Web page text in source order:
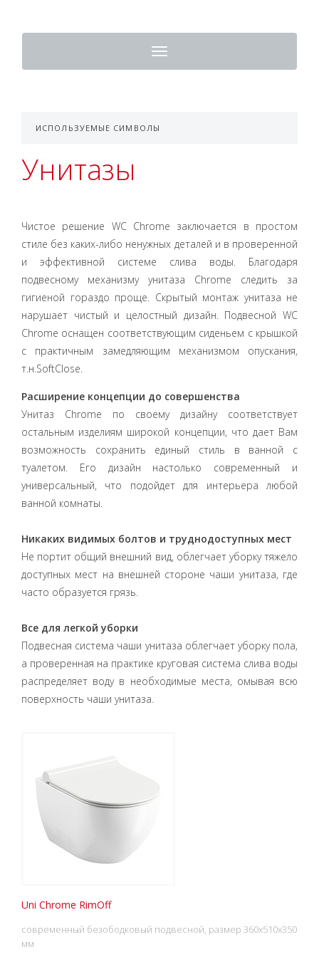
Toggle
navigation
ИСПОЛЬЗУЕМЫЕ СИМВОЛЫ
Унитазы
Чистое решение WC Chrome заключается в простом
стиле без каких-либо ненужных деталей и в проверенной
и эффективной системе слива воды. Благодаря
подвесному механизму унитаза Chrome следить за
гигиеной гораздо проще. Скрытый монтаж унитаза не
нарушает чистый и целостный дизайн. Подвесной WC
Chrome оснащен соответствующим сиденьем с крышкой
с практичным замедляющим механизмом опускания,
т.н.SoftClose.
Расширение концепции до совершенства
Унитаз Chrome по своему дизайну соответствует
остальным изделиям широкой концепции, что дает Вам
возможность сохранить единый стиль в ванной с
туалетом. Его дизайн настолько современный и
универсальный, что подойдет для интерьера любой
ванной комнаты.
Никаких видимых болтов и труднодоступных мест
Не портит общий внешний вид, облегчает уборку тяжело
доступных мест на внешней стороне чаши унитаза, где
часто образуется грязь.
Все для легкой уборки
Подвесная система чаши унитаза облегчает уборку пола,
а проверенная на практике круговая система слива воды
распределяет воду в необходимые места, омывая всю
поверхность чаши унитаза.
Uni Chrome RimOff
современный безободковый подвесной, размер 360x510x350
мм